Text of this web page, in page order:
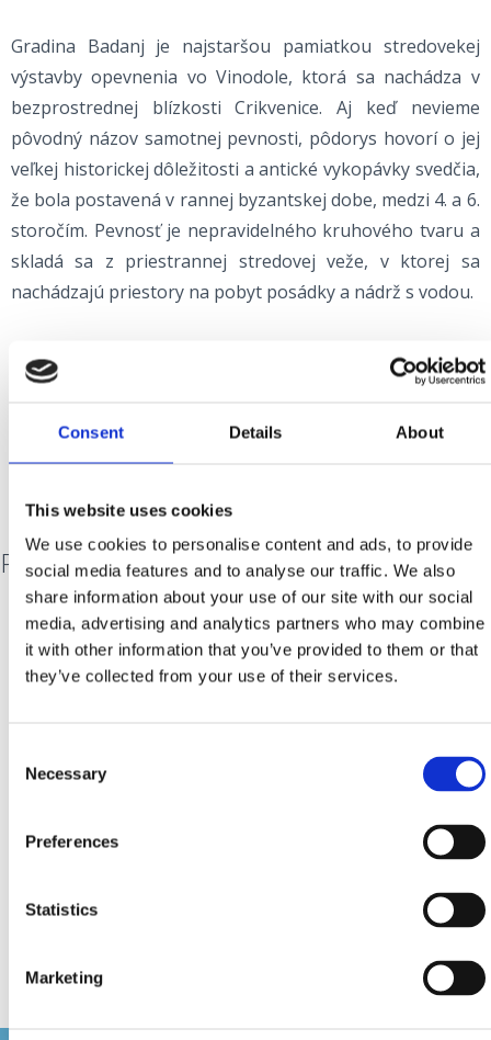
Consent Details About
This website uses cookies
We use cookies to personalise content and ads, to provide
social media features and to analyse our traffic. We also
share information about your use of our site with our social
media, advertising and analytics partners who may combine
it with other information that you’ve provided to them or that
they’ve collected from your use of their services.
Selection
Necessary
Preferences
Statistics
Marketing
Gradina Badanj je najstaršou pamiatkou stredovekej
výstavby opevnenia vo Vinodole, ktorá sa nachádza v
bezprostrednej blízkosti Crikvenice. Aj keď nevieme
pôvodný názov samotnej pevnosti, pôdorys hovorí o jej
veľkej historickej dôležitosti a antické vykopávky svedčia,
že bola postavená v rannej byzantskej dobe, medzi 4. a 6.
storočím. Pevnosť je nepravidelného kruhového tvaru a
skladá sa z priestrannej stredovej veže, v ktorej sa
nachádzajú priestory na pobyt posádky a nádrž s vodou.
V jej základni sa nachádzajú aj zrúcaniny kostolíka sv.
Ducha, ktorý pochádza ešte z 12. storočia. Kostolík bol
Pod veli kamik
Tento zdroj pitnej vody a prvý vodovod je od roku 1890
jediným miestom, ktoré v suchých letných mesiacoch
hornou časťou Cestičky lásky. Aj keď v roku 1916 vyschol
nie ej zabudnutý. Pri kohútiku je postavený pamätník,
aby nám pripomínal jeho veľkú dôležitosť, ktorú mal v